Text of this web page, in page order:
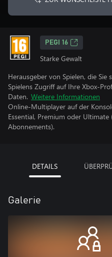
PEGI 16
Starke Gewalt
Herausgeber von Spielen, die
Spielens Zugriff auf Ihre Xbox-
Daten. Weitere Informationen
Online-Multiplayer auf der
Essential, Premium oder Ultimate
Abonnements).
DETAILS
Galerie